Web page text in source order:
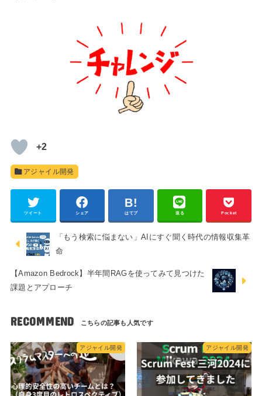
+2
アジャイル開発
ツイート シェア はてブ 送る Pocket
「もう検索に悩まない」AIにすぐ聞く時代の情報収集革
命
【Amazon Bedrock】半年間RAGを使ってみて見つけた
課題とアプローチ
RECOMMEND
アジャイル開発 アジャイル開発